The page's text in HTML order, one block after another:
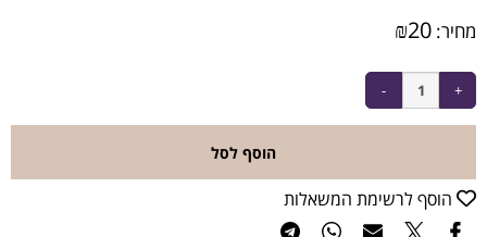
מחיר: ₪20
הוסף לסל
הוסף לרשימת המשאלות